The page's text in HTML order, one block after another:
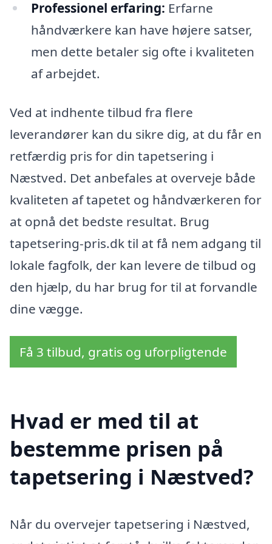
Professionel erfaring: Erfarne
håndværkere kan have højere satser,
men dette betaler sig ofte i kvaliteten
af arbejdet.
Ved at indhente tilbud fra flere
leverandører kan du sikre dig, at du får en
retfærdig pris for din tapetsering i
Næstved. Det anbefales at overveje både
kvaliteten af tapetet og håndværkeren for
at opnå det bedste resultat. Brug
tapetsering-pris.dk til at få nem adgang til
lokale fagfolk, der kan levere de tilbud og
den hjælp, du har brug for til at forvandle
dine vægge.
Få 3 tilbud, gratis og uforpligtende
Hvad er med til at
bestemme prisen på
tapetsering i Næstved?
Når du overvejer tapetsering i Næstved,